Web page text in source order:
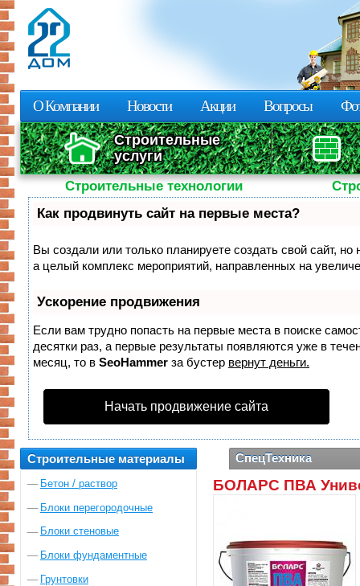
Строительные
услуги
О Компании Новости Акции Вопросы
Строительные технологии
Как продвинуть сайт на первые места?
Вы создали или только планируете создать свой сайт,
а целый комплекс мероприятий, направленных на
Ускорение продвижения
Если вам трудно попасть на первые места в поиске
десятки раз, а первые результаты появляются уже в
месяц, то в SeoHammer за бустер вернут деньги.
Начать продвижение сайта
Строительные материалы
Бетон / раствор
Блоки перегородочные
Блоки стеновые
Блоки фундаментные
Грунтовки
СпецТехника
БОЛАРС ПВА